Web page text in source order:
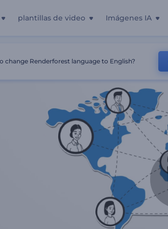
plantillas de video Imágenes IA
change Renderforest language to English?